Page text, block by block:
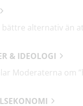
& IDEOLOGI